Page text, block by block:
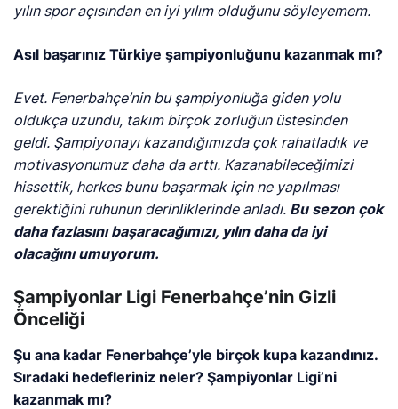
yılın spor açısından en iyi yılım olduğunu söyleyemem.
Asıl başarınız Türkiye şampiyonluğunu kazanmak mı?
Evet. Fenerbahçe’nin bu şampiyonluğa giden yolu
oldukça uzundu, takım birçok zorluğun üstesinden
geldi. Şampiyonayı kazandığımızda çok rahatladık ve
motivasyonumuz daha da arttı. Kazanabileceğimizi
hissettik, herkes bunu başarmak için ne yapılması
gerektiğini ruhunun derinliklerinde anladı. Bu sezon çok
daha fazlasını başaracağımızı, yılın daha da iyi
olacağını umuyorum.
Şampiyonlar Ligi Fenerbahçe’nin Gizli
Önceliği
Şu ana kadar Fenerbahçe’yle birçok kupa kazandınız.
Sıradaki hedefleriniz neler? Şampiyonlar Ligi’ni
kazanmak mı?